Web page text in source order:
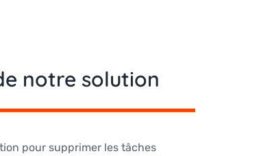
notre solution
pour supprimer les tâches